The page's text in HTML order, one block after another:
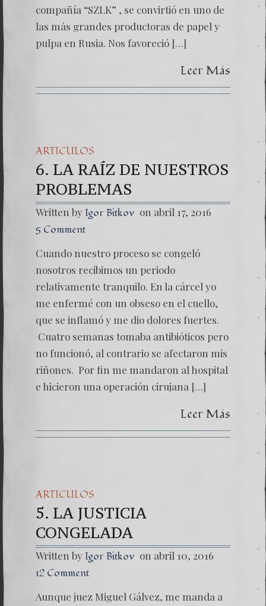
compañía “SZLK” , se convirtió en uno de
las más grandes productoras de papel y
pulpa en Rusia. Nos favoreció […]
Leer Más
ARTICULOS
6. LA RAÍZ DE NUESTROS
PROBLEMAS
Written by Igor Bitkov on abril 17, 2016
5 Comment
Cuando nuestro proceso se congeló
nosotros recibimos un periodo
relativamente tranquilo. En la cárcel yo
me enfermé con un obseso en el cuello,
que se inflamó y me dio dolores fuertes.
Cuatro semanas tomaba antibióticos pero
no funcionó, al contrario se afectaron mis
riñones. Por fin me mandaron al hospital
e hicieron una operación cirujana […]
Leer Más
ARTICULOS
5. LA JUSTICIA
CONGELADA
Written by Igor Bitkov on abril 10, 2016
12 Comment
Aunque juez Miguel Gálvez, me manda a